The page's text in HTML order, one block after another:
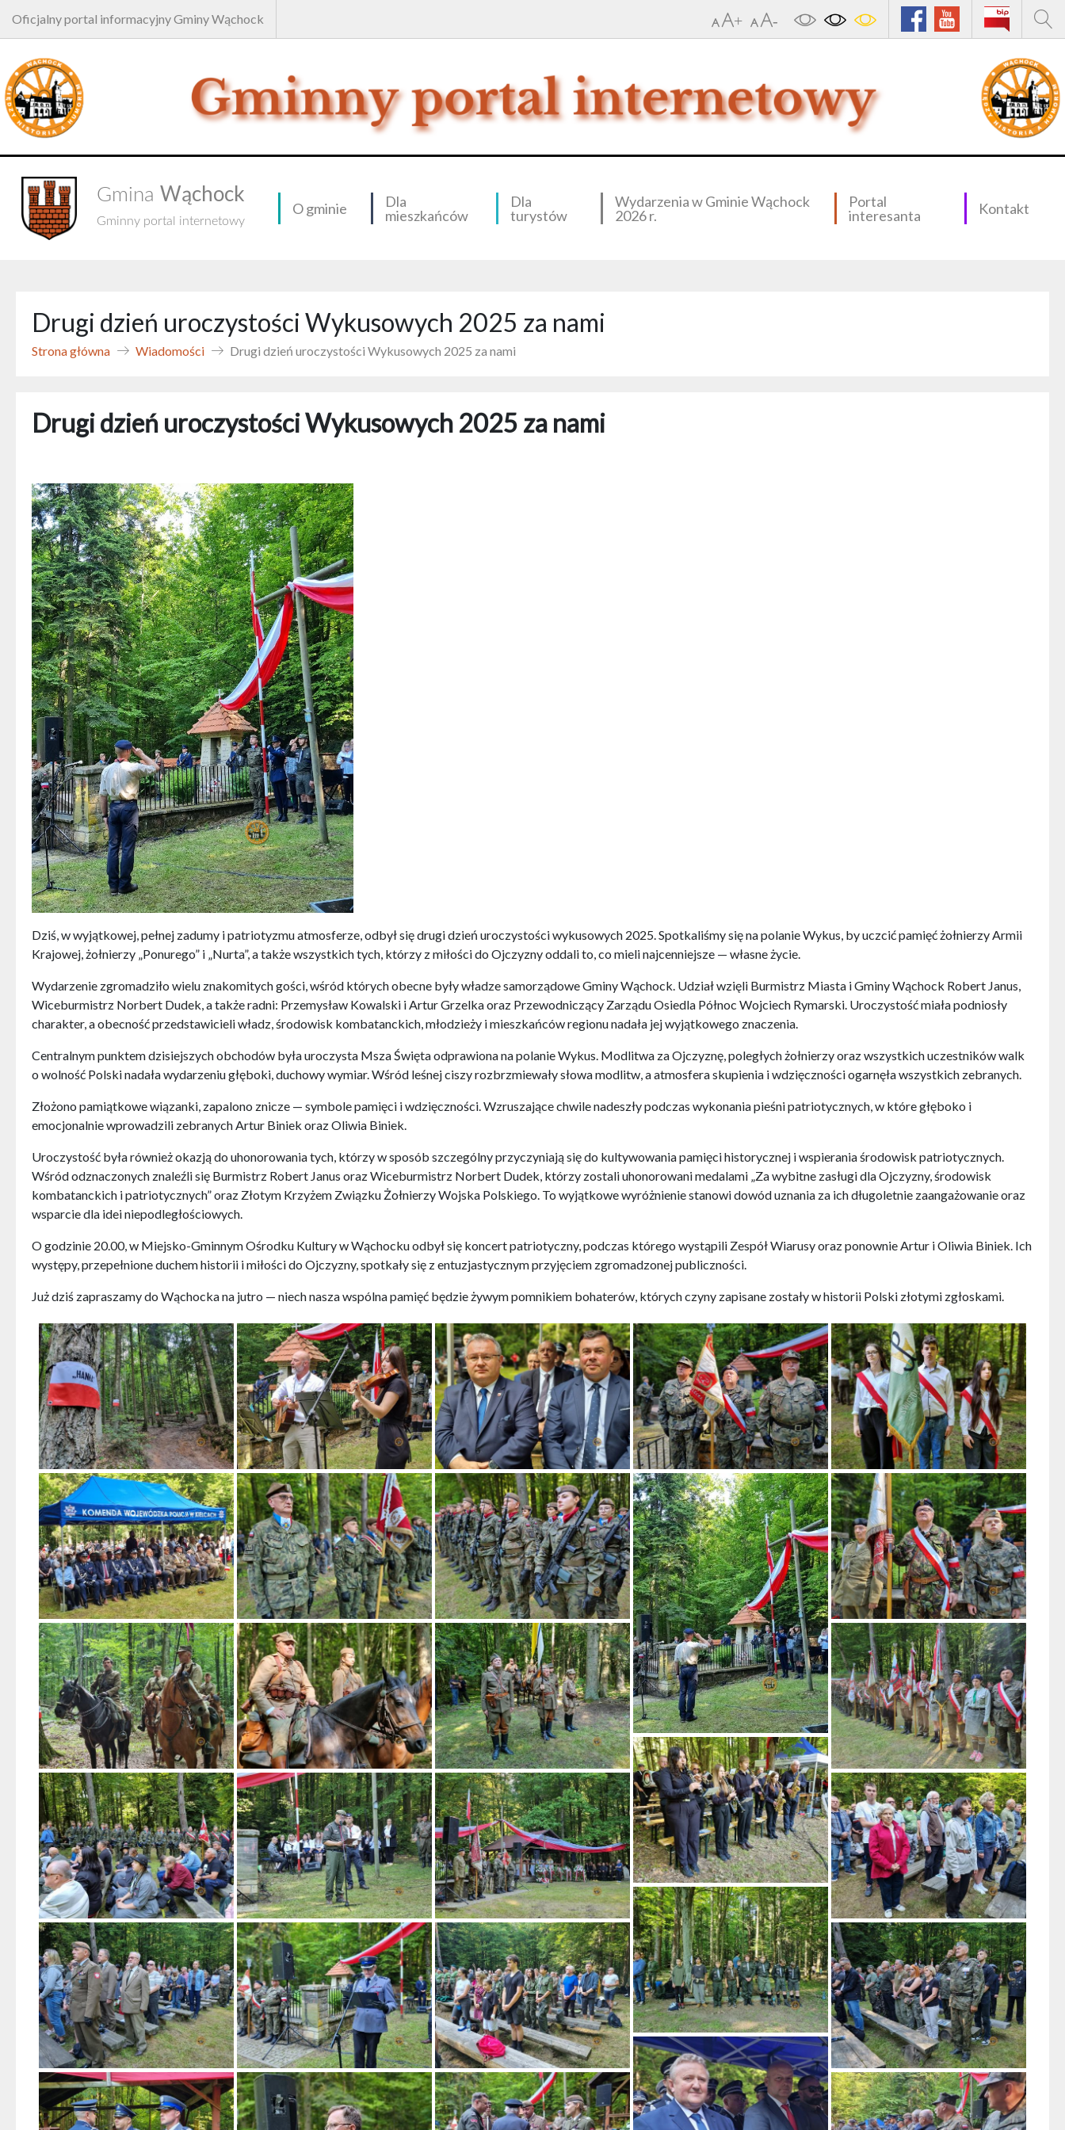
Oficjalny portal informacyjny Gminy Wąchock
Gmina Wąchock
Gminny portal internetowy
O gminie
Dla
mieszkańców
Dla
turystów
Wydarzenia w Gminie Wąchock
2026 r.
Portal
interesanta
Kontakt
Drugi dzień uroczystości Wykusowych 2025 za nami
Strona główna Wiadomości Drugi dzień uroczystości Wykusowych 2025 za nami
Drugi dzień uroczystości Wykusowych 2025 za nami
Dziś, w wyjątkowej, pełnej zadumy i patriotyzmu atmosferze, odbył się drugi dzień uroczystości wykusowych 2025. Spotkaliśmy się na polanie Wykus, by uczcić pamięć żołnierzy Armii
Krajowej, żołnierzy „Ponurego” i „Nurta”, a także wszystkich tych, którzy z miłości do Ojczyzny oddali to, co mieli najcenniejsze — własne życie.
Wydarzenie zgromadziło wielu znakomitych gości, wśród których obecne były władze samorządowe Gminy Wąchock. Udział wzięli Burmistrz Miasta i Gminy Wąchock Robert Janus,
Wiceburmistrz Norbert Dudek, a także radni: Przemysław Kowalski i Artur Grzelka oraz Przewodniczący Zarządu Osiedla Północ Wojciech Rymarski. Uroczystość miała podniosły
charakter, a obecność przedstawicieli władz, środowisk kombatanckich, młodzieży i mieszkańców regionu nadała jej wyjątkowego znaczenia.
Centralnym punktem dzisiejszych obchodów była uroczysta Msza Święta odprawiona na polanie Wykus. Modlitwa za Ojczyznę, poległych żołnierzy oraz wszystkich uczestników walk
o wolność Polski nadała wydarzeniu głęboki, duchowy wymiar. Wśród leśnej ciszy rozbrzmiewały słowa modlitw, a atmosfera skupienia i wdzięczności ogarnęła wszystkich zebranych.
Złożono pamiątkowe wiązanki, zapalono znicze — symbole pamięci i wdzięczności. Wzruszające chwile nadeszły podczas wykonania pieśni patriotycznych, w które głęboko i
emocjonalnie wprowadzili zebranych Artur Biniek oraz Oliwia Biniek.
Uroczystość była również okazją do uhonorowania tych, którzy w sposób szczególny przyczyniają się do kultywowania pamięci historycznej i wspierania środowisk patriotycznych.
Wśród odznaczonych znaleźli się Burmistrz Robert Janus oraz Wiceburmistrz Norbert Dudek, którzy zostali uhonorowani medalami „Za wybitne zasługi dla Ojczyzny, środowisk
kombatanckich i patriotycznych” oraz Złotym Krzyżem Związku Żołnierzy Wojska Polskiego. To wyjątkowe wyróżnienie stanowi dowód uznania za ich długoletnie zaangażowanie oraz
wsparcie dla idei niepodległościowych.
O godzinie 20.00, w Miejsko-Gminnym Ośrodku Kultury w Wąchocku odbył się koncert patriotyczny, podczas którego wystąpili Zespół Wiarusy oraz ponownie Artur i Oliwia Biniek. Ich
występy, przepełnione duchem historii i miłości do Ojczyzny, spotkały się z entuzjastycznym przyjęciem zgromadzonej publiczności.
Już dziś zapraszamy do Wąchocka na jutro — niech nasza wspólna pamięć będzie żywym pomnikiem bohaterów, których czyny zapisane zostały w historii Polski złotymi zgłoskami.